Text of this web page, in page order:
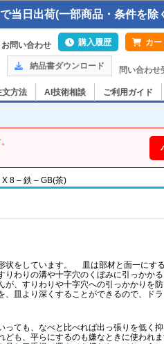
当日出荷(一部商品・条件を除
お問い合わせ 購入履歴 カー
納品書ダウンロード 問い合わ
文方法 AI技術相談 ご利用ガイド
X 8 – 鉄 – GB(茶)
状をしています。 皿は部材と面一にす
りわりの溝や十字穴のくぼみに引っかか
が、すりわりや十字穴への引っかかりを
、皿より深くすることができるので、ド
っても、なべと比べれば出っ張りを低く
ども、平らにするのも嫌なときに使われ